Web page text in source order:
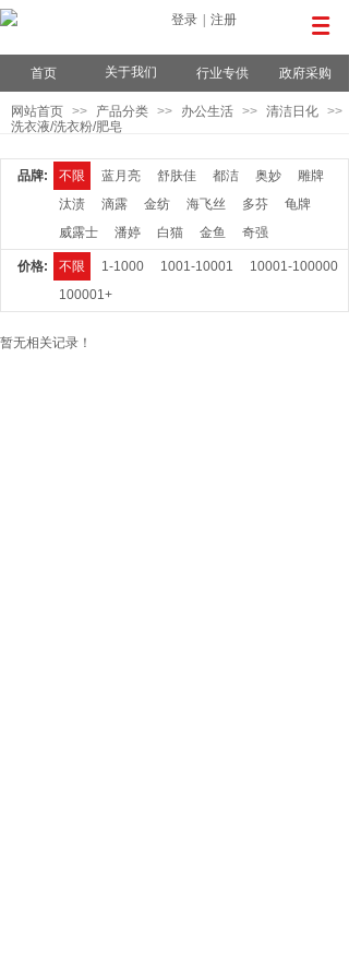
登录 注册
首页 关于我们 行业专供 政府采购
网站首页 >> 产品分类 >> 办公生活 >> 清洁日化 >>
洗衣液/洗衣粉/肥皂
品牌: 不限 蓝月亮 舒肤佳 都洁 奥妙
雕牌
汰渍
滴露 金纺 海飞丝 多芬
龟牌
威露士
潘婷 白猫 金鱼 奇强
价格: 不限 1-1000 1001-10001
10001-100000
100001+
暂无相关记录！